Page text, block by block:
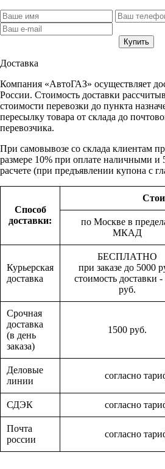
Доставка
Компания «АвтоГАЗ» осуществляет
России. Стоимость доставки
стоимости перевозки до пункта
пересылку товара от склада до
перевозчика.
При самовывозе со склада клиентам
размере 10% при оплате наличными и
расчете (при предъявлении купона с
Способ
доставки:
по Москве в
МКАД
Курьерская
доставка
БЕСПЛАТНО
при заказе до 5000
стоимость доставки -
руб.
Срочная
доставка
(в день
заказа)
1500 руб.
Деловые
линии
согласно
СДЭК согласно
Почта
россии
согласно